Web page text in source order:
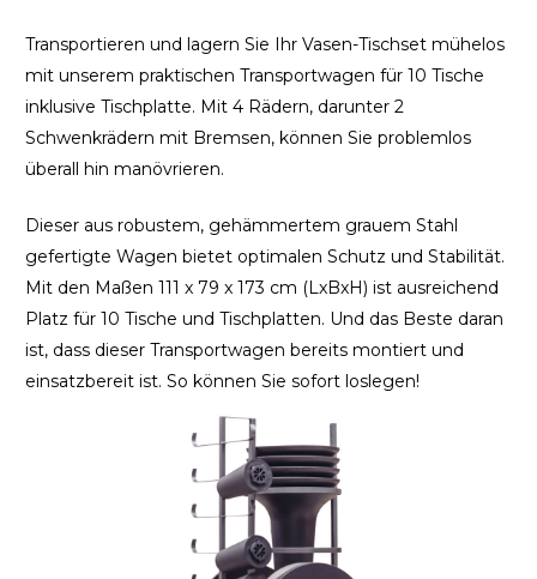
Transportieren und lagern Sie Ihr Vasen-Tischset mühelos
mit unserem praktischen Transportwagen für 10 Tische
inklusive Tischplatte. Mit 4 Rädern, darunter 2
Schwenkrädern mit Bremsen, können Sie problemlos
überall hin manövrieren.
Dieser aus robustem, gehämmertem grauem Stahl
gefertigte Wagen bietet optimalen Schutz und Stabilität.
Mit den Maßen 111 x 79 x 173 cm (LxBxH) ist ausreichend
Platz für 10 Tische und Tischplatten. Und das Beste daran
ist, dass dieser Transportwagen bereits montiert und
einsatzbereit ist. So können Sie sofort loslegen!